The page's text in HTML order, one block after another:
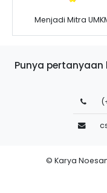
Menjadi Mitra
Punya pertanyaan
© Karya